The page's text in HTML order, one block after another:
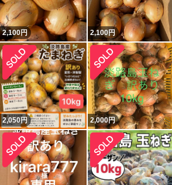
2,100円 2,100円
2,050円 2,000円